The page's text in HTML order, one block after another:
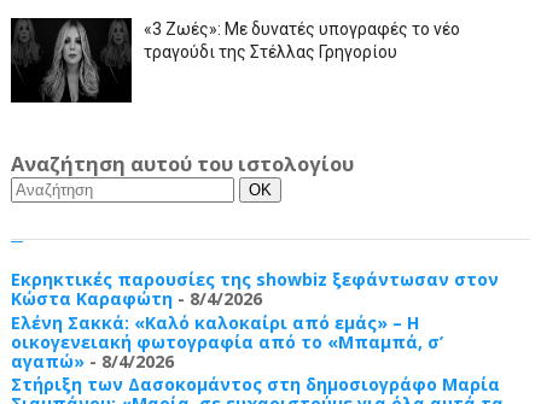
«3 Ζωές»: Με δυνατές υπογραφές το νέο
τραγούδι της Στέλλας Γρηγορίου
Αναζήτηση αυτού του ιστολογίου
Εκρηκτικές παρουσίες της showbiz ξεφάντωσαν στον
Κώστα Καραφώτη- 8/4/2026
Ελένη Σακκά: «Καλό καλοκαίρι από εμάς» – Η
οικογενειακή φωτογραφία από το «Μπαμπά, σ’
αγαπώ»- 8/4/2026
Στήριξη των Δασοκομάντος στη δημοσιογράφο Μαρία